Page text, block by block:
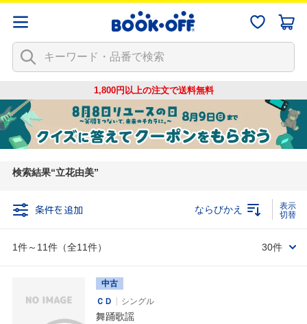
1,800円以上の注文で送料無料
検索結果 立花由美
条件を追加
1件～11件（全11件）
ならびかえ
30件
中古
ＣＤ
シングル
舞踊歌謡